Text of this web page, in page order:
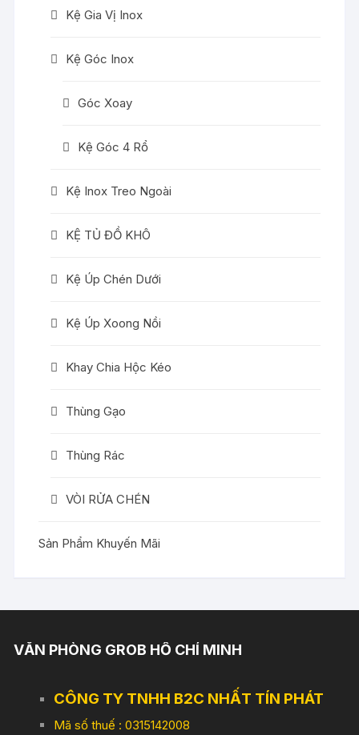
Kệ Gia Vị Inox
Kệ Góc Inox
Góc Xoay
Kệ Góc 4 Rổ
Kệ Inox Treo Ngoài
KỆ TỦ ĐỒ KHÔ
Kệ Úp Chén Dưới
Kệ Úp Xoong Nồi
Khay Chia Hộc Kéo
Thùng Gạo
Thùng Rác
VÒI RỬA CHÉN
Sản Phẩm Khuyến Mãi
VĂN PHÒNG GROB HỒ CHÍ MINH
CÔNG TY TNHH B2C NHẤT TÍN PHÁT
Mã số thuế : 0315142008